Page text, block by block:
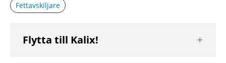
Fettavskiljare
Flytta till Kalix!
nästa